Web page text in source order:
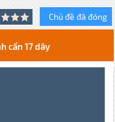
Chủ đề đã đóng
cẩn 17 dây